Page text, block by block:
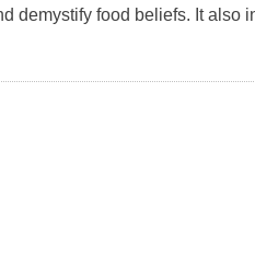
demystify food beliefs. It also